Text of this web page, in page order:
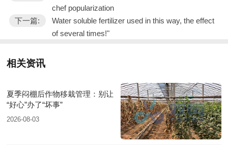
chef popularization
下一篇:
Water soluble fertilizer used in this way, the effect
of several times!"
相关资讯
夏季闷棚后作物移栽管理：别让
“好心”办了“坏事”
2026-08-03